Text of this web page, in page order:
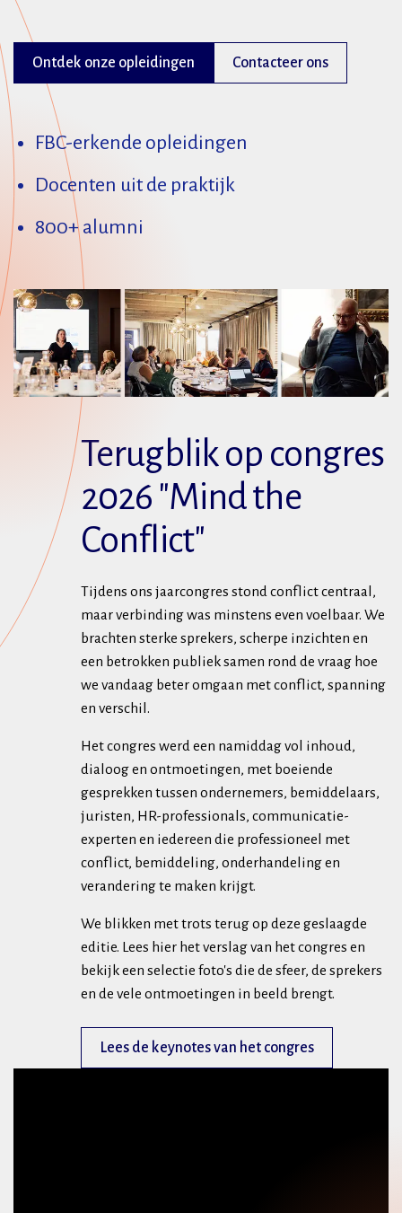
Ontdek onze opleidingen Contacteer ons
FBC-erkende opleidingen
Docenten uit de praktijk
800+ alumni
Terugblik op congres
2026 "Mind the
Conflict"
Tijdens ons jaarcongres stond conflict centraal,
maar verbinding was minstens even voelbaar. We
brachten sterke sprekers, scherpe inzichten en
een betrokken publiek samen rond de vraag hoe
we vandaag beter omgaan met conflict, spanning
en verschil.
Het congres werd een namiddag vol inhoud,
dialoog en ontmoetingen, met boeiende
gesprekken tussen ondernemers, bemiddelaars,
juristen, HR-professionals, communicatie-
experten en iedereen die professioneel met
conflict, bemiddeling, onderhandeling en
verandering te maken krijgt.
We blikken met trots terug op deze geslaagde
editie. Lees hier het verslag van het congres en
bekijk een selectie foto's die de sfeer, de sprekers
en de vele ontmoetingen in beeld brengt.
Lees de keynotes van het congres